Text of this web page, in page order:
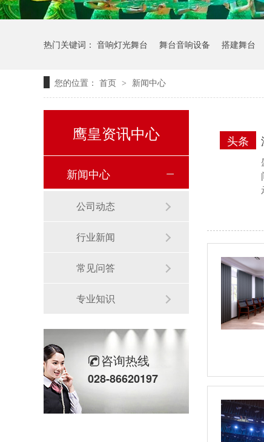
热门关键词： 音响灯光舞台 舞台音响设备 搭建舞台
您的位置： 首页 > 新闻中心
头条
鹰皇资讯中心
新闻中心
公司动态
行业新闻
常见问答
专业知识
咨询热线
028-86620197